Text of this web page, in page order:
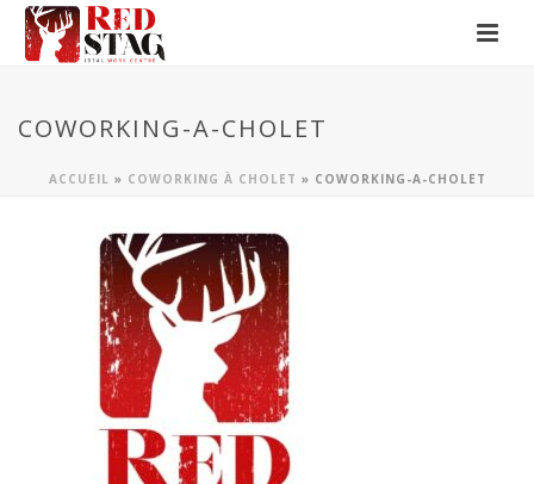
COWORKING-A-CHOLET
ACCUEIL » COWORKING À CHOLET » COWORKING-A-CHOLET